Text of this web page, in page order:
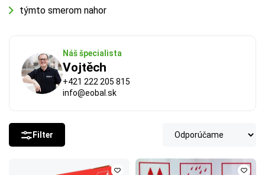
týmto smerom nahor
Náš špecialista
Vojtěch
+421 222 205 815
info@eobal.sk
Filter